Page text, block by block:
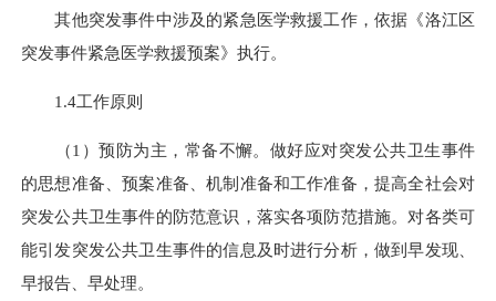
其他突发事件中涉及 的紧急医学救援工作，依据《洛江区
突发事件紧急医学救援预案》执行。
1.4工作原则
（1）预防为主，常备不懈。做好应对突发公共卫生事件
的思想准备、预案准备、机制准备和工作准备，提高全社会对
突发公共卫生事件的防范意识，落实各项防范措施。对各类可
能引发突发公共卫生事件的信息及时进行分析，做到早发现、
早报告、早处理。